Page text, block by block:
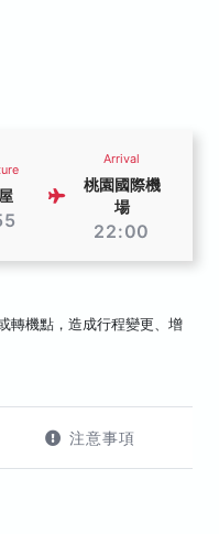
Arrival
桃園國際機
場
22:00
轉機點，造成行程變更、增
注意事項